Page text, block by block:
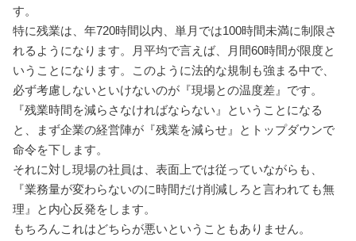
す。
特に残業は、年720時間以内、単月では100時間未満に制限さ
れるようになります。月平均で言えば、月間60時間が限度と
いうことになります。このように法的な規制も強まる中で、
必ず考慮しないといけないのが『現場との温度差』です。
『残業時間を減らさなければならない』ということになる
と、まず企業の経営陣が『残業を減らせ』とトップダウンで
命令を下します。
それに対し現場の社員は、表面上では従っていながらも、
『業務量が変わらないのに時間だけ削減しろと言われても無
理』と内心反発をします。
もちろんこれはどちらが悪いということもありません。